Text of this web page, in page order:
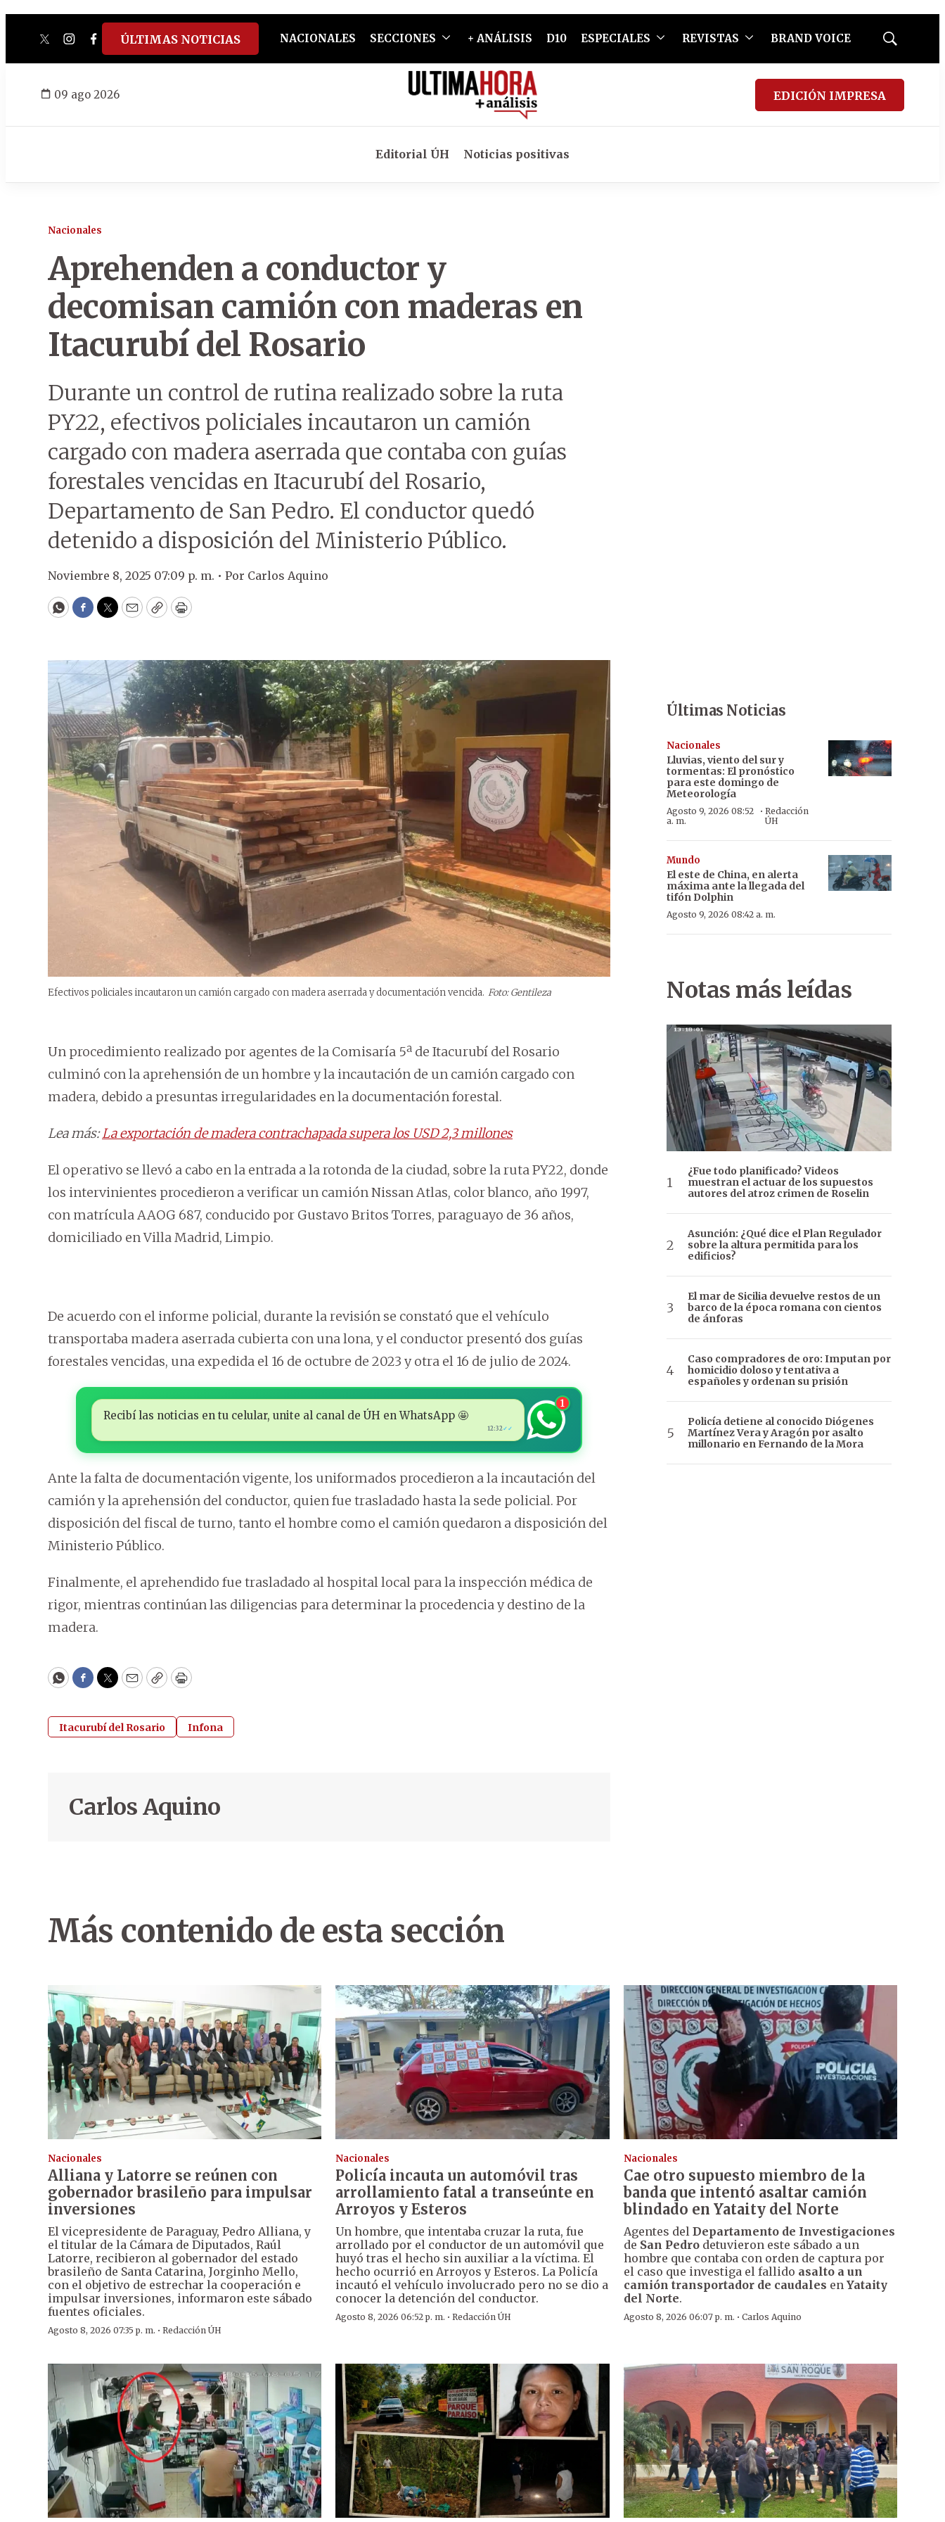
twitterinstagram
facebook
tiktokyoutube
spotify
ÚLTIMAS NOTICIAS NACIONALES SECCIONES + ANÁLISIS D10 ESPECIALES REVISTAS BRAND VOICE
Mostrar
09 ago 2026 EDICIÓN IMPRESA
Editorial ÚH Noticias positivas
Nacionales
Aprehenden a conductor y
decomisan camión con maderas en
Itacurubí del Rosario
Durante un control de rutina realizado sobre la ruta
PY22, efectivos policiales incautaron un camión
cargado con madera aserrada que contaba con guías
forestales vencidas en Itacurubí del Rosario,
Departamento de San Pedro. El conductor quedó
detenido a disposición del Ministerio Público.
Noviembre 8, 2025 07:09 p. m. • Por Carlos Aquino
WhatsApp
Facebook
Twitter
EmailCopyPrint
Efectivos policiales incautaron un camión cargado con madera aserrada y documentación vencida. Foto: Gentileza
Un procedimiento realizado por agentes de la Comisaría 5ª de Itacurubí del Rosario
culminó con la aprehensión de un hombre y la incautación de un camión cargado con
madera, debido a presuntas irregularidades en la documentación forestal.
Lea más:La exportación de madera contrachapada supera los USD 2,3 millones
El operativo se llevó a cabo en la entrada a la rotonda de la ciudad, sobre la ruta PY22, donde
los intervinientes procedieron a verificar un camión Nissan Atlas, color blanco, año 1997,
con matrícula AAOG 687, conducido por Gustavo Britos Torres, paraguayo de 36 años,
domiciliado en Villa Madrid, Limpio.
De acuerdo con el informe policial, durante la revisión se constató que el vehículo
transportaba madera aserrada cubierta con una lona, y el conductor presentó dos guías
forestales vencidas, una expedida el 16 de octubre de 2023 y otra el 16 de julio de 2024.
Recibí las noticias en tu celular, unite al canal de ÚH en WhatsApp 🤩
12:32✓✓
1
Ante la falta de documentación vigente, los uniformados procedieron a la incautación del
camión y la aprehensión del conductor, quien fue trasladado hasta la sede policial. Por
disposición del fiscal de turno, tanto el hombre como el camión quedaron a disposición del
Ministerio Público.
Finalmente, el aprehendido fue trasladado al hospital local para la inspección médica de
rigor, mientras continúan las diligencias para determinar la procedencia y destino de la
madera.
WhatsApp
Facebook
Twitter
EmailCopyPrint
Itacurubí del Rosario Infona
Carlos Aquino
Últimas Noticias
Nacionales
Lluvias, viento del sur y
tormentas: El pronóstico
para este domingo de
Meteorología
Agosto 9, 2026 08:52
a. m.
· Redacción
ÚH
Mundo
El este de China, en alerta
máxima ante la llegada del
tifón Dolphin
Agosto 9, 2026 08:42 a. m.
Notas más leídas
¿Fue todo planificado? Videos
muestran el actuar de los supuestos
autores del atroz crimen de Roselin
Asunción: ¿Qué dice el Plan Regulador
sobre la altura permitida para los
edificios?
El mar de Sicilia devuelve restos de un
barco de la época romana con cientos
de ánforas
Caso compradores de oro: Imputan por
homicidio doloso y tentativa a
españoles y ordenan su prisión
Policía detiene al conocido Diógenes
Martínez Vera y Aragón por asalto
millonario en Fernando de la Mora
Más contenido de esta sección
Nacionales
Alliana y Latorre se reúnen con
gobernador brasileño para impulsar
inversiones
El vicepresidente de Paraguay, Pedro Alliana, y
el titular de la Cámara de Diputados, Raúl
Latorre, recibieron al gobernador del estado
brasileño de Santa Catarina, Jorginho Mello,
con el objetivo de estrechar la cooperación e
impulsar inversiones, informaron este sábado
fuentes oficiales.
Agosto 8, 2026 07:35 p. m. · Redacción ÚH
Nacionales
Policía incauta un automóvil tras
arrollamiento fatal a transeúnte en
Arroyos y Esteros
Un hombre, que intentaba cruzar la ruta, fue
arrollado por el conductor de un automóvil que
huyó tras el hecho sin auxiliar a la víctima. El
hecho ocurrió en Arroyos y Esteros. La Policía
incautó el vehículo involucrado pero no se dio a
conocer la detención del conductor.
Agosto 8, 2026 06:52 p. m. ·Redacción ÚH
Nacionales
Cae otro supuesto miembro de la
banda que intentó asaltar camión
blindado en Yataity del Norte
Agentes del Departamento de Investigaciones
de San Pedrodetuvieron este sábado a un
hombre que contaba con orden de captura por
el caso que investiga el fallido asalto a un
camión transportador de caudales en Yataity
del Norte.
Agosto 8, 2026 06:07 p. m. · Carlos Aquino